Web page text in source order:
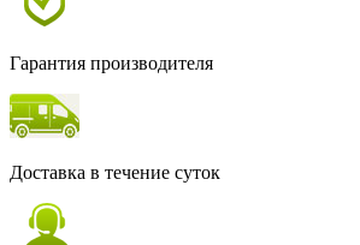
Гарантия производителя
Доставка в течение суток